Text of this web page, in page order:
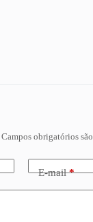
Campos obrigatórios
E-mail*